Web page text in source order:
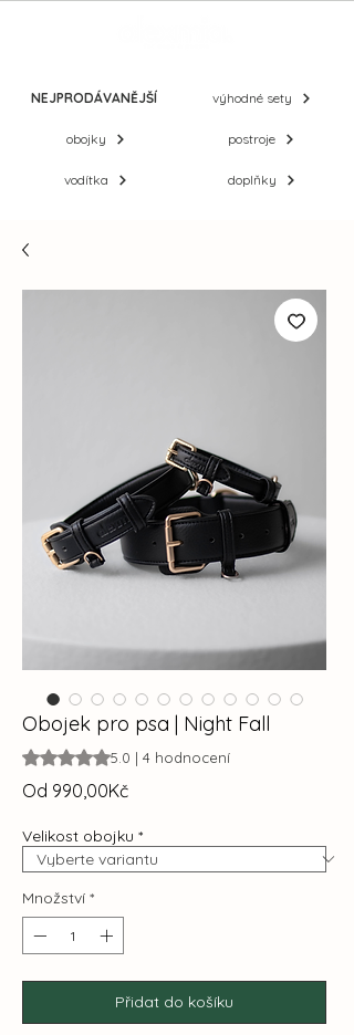
NEJPRODÁVANĚJŠÍ
obojky
vodítka
výhodné sety
postroje
doplňky
Obojek pro psa | Night Fall
Hodnocení je 5.0 z pěti hvězdiček na
5.0 | 4 hodnocení
Od 990,00KčZvýhodněná
Velikost obojku *
Množství *
Přidat do košíku